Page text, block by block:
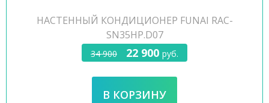
НАСТЕННЫЙ КОНДИЦИОНЕР FUNAI RAC-
SN35HP.D07
34 900 22 900 руб.